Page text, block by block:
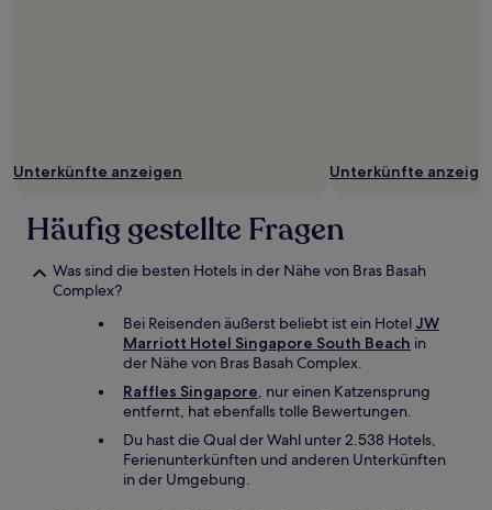
Unterkünfte anzeigen Unterkünfte
Häufig gestellte Fragen
Was sind die besten Hotels in der Nähe von Bras Basah
Complex?
Bei Reisenden äußerst beliebt ist ein Hotel JW
Marriott Hotel Singapore South Beach in
der Nähe von Bras Basah Complex.
Raffles Singapore, nur einen Katzensprung
entfernt, hat ebenfalls tolle Bewertungen.
Du hast die Qual der Wahl unter 2.538 Hotels,
Ferienunterkünften und anderen Unterkünften
in der Umgebung.